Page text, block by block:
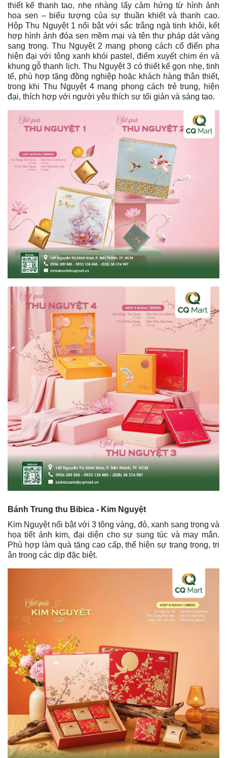
thiết kế thanh tao, nhẹ nhàng lấy cảm hứng từ hình ảnh
hoa sen – biểu tượng của sự thuần khiết và thanh cao.
Hộp Thu Nguyệt 1 nổi bật với sắc trắng ngà tinh khôi, kết
hợp hình ảnh đóa sen mềm mại và tên thư pháp dát vàng
sang trọng. Thu Nguyệt 2 mang phong cách cổ điển pha
hiện đại với tông xanh khói pastel, điểm xuyết chim én và
khung gỗ thanh lịch. Thu Nguyệt 3 có thiết kế gọn nhẹ, tinh
tế, phù hợp tặng đồng nghiệp hoặc khách hàng thân thiết,
trong khi Thu Nguyệt 4 mang phong cách trẻ trung, hiện
đại, thích hợp với người yêu thích sự tối giản và sáng tạo.
Bánh Trung thu Bibica - Kim Nguyệt
Kim Nguyệt nổi bật với 3 tông vàng, đỏ, xanh sang trọng và
họa tiết ánh kim, đại diện cho sự sung túc và may mắn.
Phù hợp làm quà tặng cao cấp, thể hiện sự trang trọng, tri
ân trong các dịp đặc biệt.